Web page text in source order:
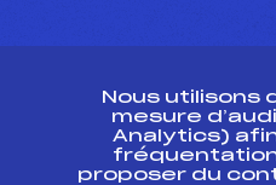
Ressources
Nous utilisons
mesure
Analytics)
proposer du